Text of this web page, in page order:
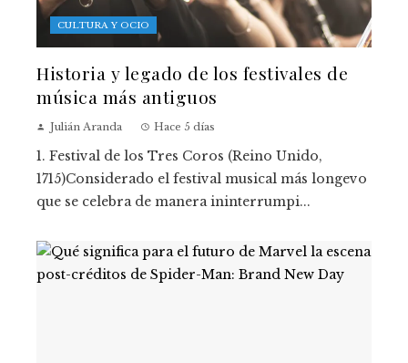
CULTURA Y OCIO
Historia y legado de los festivales de
música más antiguos
Julián Aranda Hace 5 días
1. Festival de los Tres Coros (Reino Unido,
1715)Considerado el festival musical más longevo
que se celebra de manera ininterrumpi...